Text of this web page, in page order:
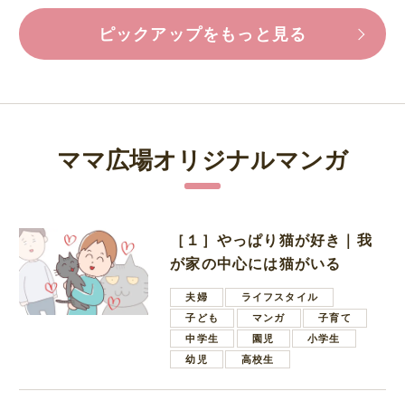
ピックアップをもっと見る
ママ広場オリジナルマンガ
［１］やっぱり猫が好き｜我
が家の中心には猫がいる
夫婦
ライフスタイル
子ども
マンガ
子育て
中学生
園児
小学生
幼児
高校生